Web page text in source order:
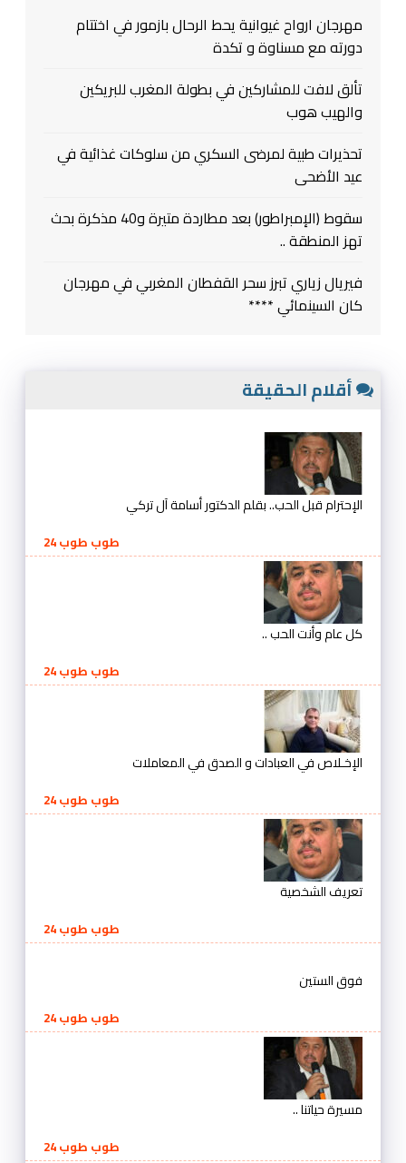
مهرجان ارواح غيوانية يحط الرحال بازمور في اختتام
دورته مع مسناوة و تكدة
تألق لافت للمشاركين في بطولة المغرب للبريكين
والهيب هوب
تحذيرات طبية لمرضى السكري من سلوكات غذائية في
عيد الأضحى
سقوط (الإمبراطور) بعد مطاردة متيرة و40 مذكرة بحث
تهز المنطقة ..
فيريال زياري تبرز سحر القفطان المغربي في مهرجان
كان السينمائي ****
أقلام الحقيقة
الإحترام قبل الحب.. بقلم الدكتور أسامة آل تركي
طوب طوب 24
كل عام وأنت الحب ..
طوب طوب 24
الإخـلاص في العبادات و الصدق في المعاملات
طوب طوب 24
تعريف الشخصية
طوب طوب 24
فوق الستين
طوب طوب 24
مسيرة حياتنا ..
طوب طوب 24